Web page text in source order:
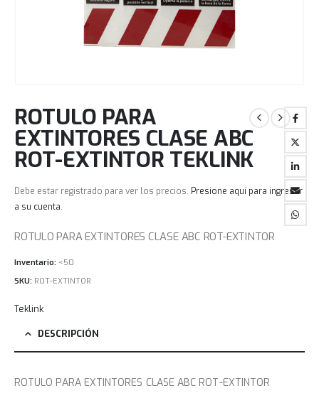
ROTULO PARA
EXTINTORES CLASE ABC
ROT-EXTINTOR TEKLINK
Debe estar registrado para ver los precios. Presione aquí para ingresar
a su cuenta.
ROTULO PARA EXTINTORES CLASE ABC ROT-EXTINTOR
Inventario: <50
SKU: ROT-EXTINTOR
Teklink
DESCRIPCIÓN
ROTULO PARA EXTINTORES CLASE ABC ROT-EXTINTOR